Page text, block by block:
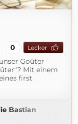
0 Lecker
Goûter
Mit einem
first
Bastian